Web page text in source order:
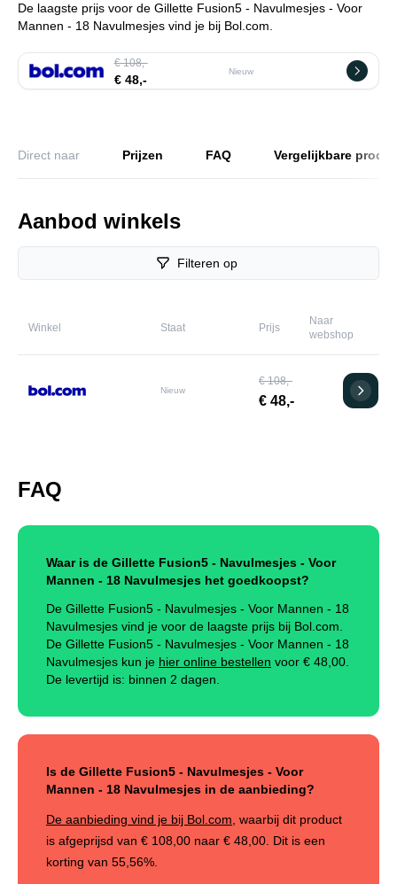
De laagste prijs voor de Gillette Fusion5 - Navulmesjes - Voor
Mannen - 18 Navulmesjes vind je bij Bol.com.
€ 108,-
€ 48,-
Nieuw
Direct naar Prijzen FAQ Vergelijkbare
Aanbod winkels
Filteren op
Winkel Staat Prijs
Naar
webshop
Nieuw
€ 108,-
€ 48,-
FAQ
Waar is de Gillette Fusion5 - Navulmesjes - Voor
Mannen - 18 Navulmesjes het goedkoopst?
De Gillette Fusion5 - Navulmesjes - Voor Mannen - 18
Navulmesjes vind je voor de laagste prijs bij Bol.com.
De Gillette Fusion5 - Navulmesjes - Voor Mannen - 18
Navulmesjes kun je hier online bestellen voor € 48,00
De levertijd is: binnen 2 dagen.
Is de Gillette Fusion5 - Navulmesjes - Voor
Mannen - 18 Navulmesjes in de aanbieding?
De aanbieding vind je bij Bol.com , waarbij dit product
is afgeprijsd van € 108,00 naar € 48,00 . Dit is een
korting van 55,56%